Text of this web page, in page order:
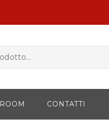
CONTATTI